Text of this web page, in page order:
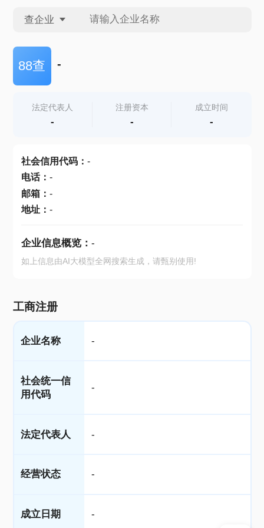
查企业
查企业
查产地
88查 -
法定代表人
-
注册资本
-
成立时间
-
社会信用代码： -
电话： -
邮箱： -
地址： -
企业信息概览： -
如上信息由AI大模型全网搜索生成，请甄别使用!
工商注册
企业名称 -
社会统一信
用代码
-
法定代表人 -
经营状态 -
成立日期 -